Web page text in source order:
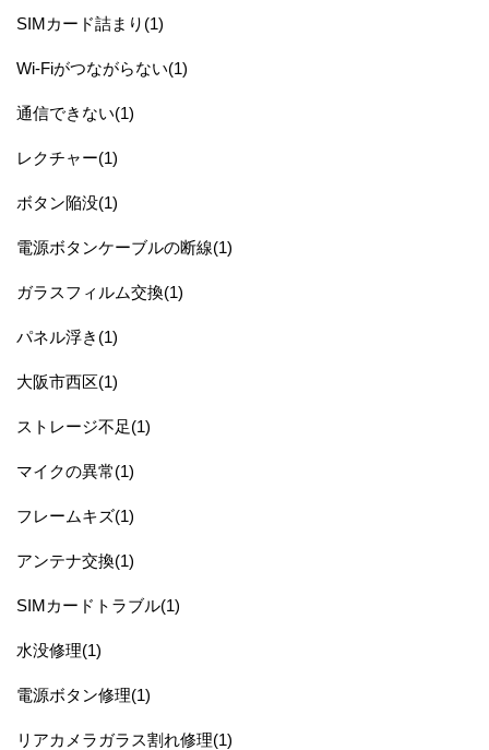
SIMカード詰まり(1)
Wi-Fiがつながらない(1)
通信できない(1)
レクチャー(1)
ボタン陥没(1)
電源ボタンケーブルの断線(1)
ガラスフィルム交換(1)
パネル浮き(1)
大阪市西区(1)
ストレージ不足(1)
マイクの異常(1)
フレームキズ(1)
アンテナ交換(1)
SIMカードトラブル(1)
水没修理(1)
電源ボタン修理(1)
リアカメラガラス割れ修理(1)